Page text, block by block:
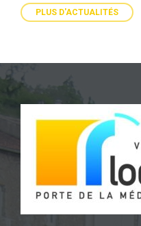
PLUS D'ACTUALITÉS